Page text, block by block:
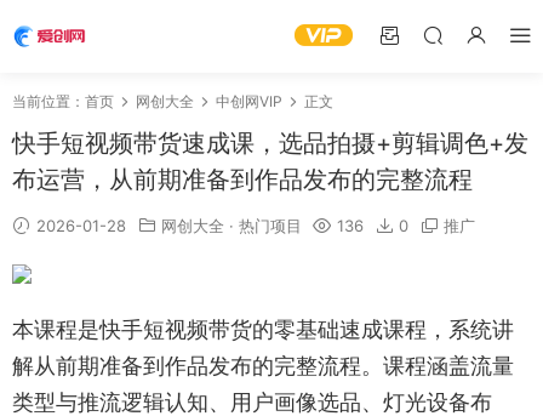
当前位置： 首页 网创大全 中创网VIP 正文
快手短视频带货速成课，选品拍摄+剪辑调色+发
布运营，从前期准备到作品发布的完整流程
2026-01-28 网创大全 · 热门项目 136 0 推广
本课程是快手短视频带货的零基础速成课程，系统讲
解从前期准备到作品发布的完整流程。课程涵盖流量
类型与推流逻辑认知、用户画像选品、灯光设备布